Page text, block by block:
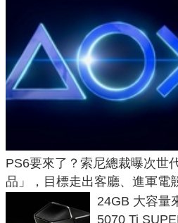
PS6要來了？索尼總裁曝次世
品」，目標走出客廳、進軍電
24GB 大容量
5070 Ti